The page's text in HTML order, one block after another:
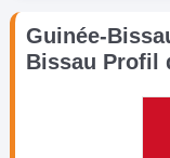
Guinée-
Bissau Profil